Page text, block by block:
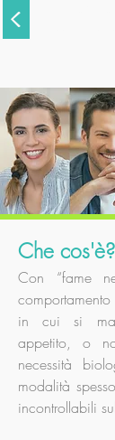
<
Che cos'è?
Con “fame
in cui si
appetito, o
necessità
modalità
incontrollabili